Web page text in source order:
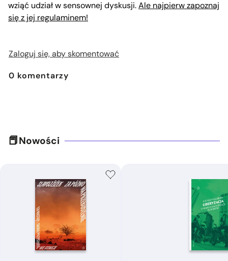
wziąć udział w sensownej dyskusji.Ale najpierw zapoznaj
się z jej regulaminem!
Zaloguj się, aby skomentować
0 komentarzy
Nowości